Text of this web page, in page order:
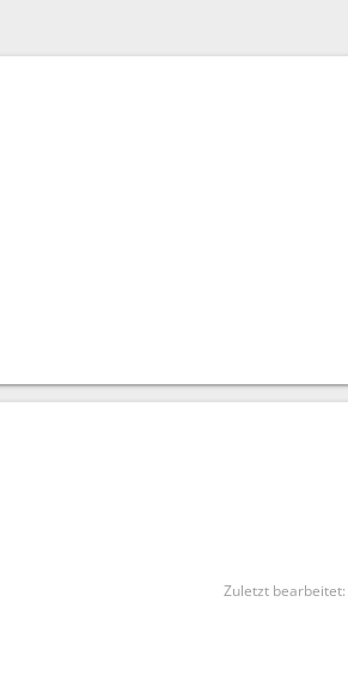
Zuletzt bearbeitet: